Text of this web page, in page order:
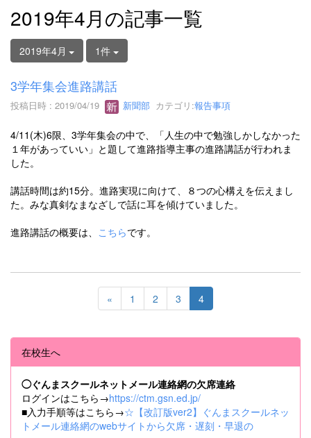
2019年4月の記事一覧
2019年4月 1件
3学年集会進路講話
投稿日時 : 2019/04/19 新聞部 カテゴリ:報告事項
4/11(木)6限、3学年集会の中で、「人生の中で勉強しかしなかった
１年があっていい」と題して進路指導主事の進路講話が行われま
した。
講話時間は約15分。進路実現に向けて、８つの心構えを伝えまし
た。みな真剣なまなざしで話に耳を傾けていました。
進路講話の概要は、 こちらです。
« 1 2 3 4
在校生へ
◯ぐんまスクールネットメール連絡網の欠席連絡
ログインはこちら→https://ctm.gsn.ed.jp/
■入力手順等はこちら→☆【改訂版ver2】ぐんまスクールネッ
トメール連絡網のwebサイトから欠席・遅刻・早退の